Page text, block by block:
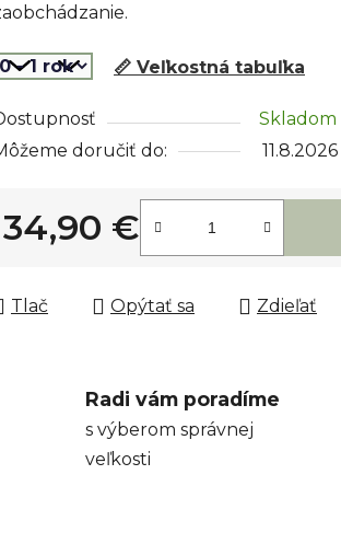
📏 Veľkostná tabuľka
Skladom
doručiť do:
11.8.2026
34,90 €
Jednotková cena:
Tlač Opýtať sa Zdieľať
Radi vám poradíme
s výberom správnej
veľkosti